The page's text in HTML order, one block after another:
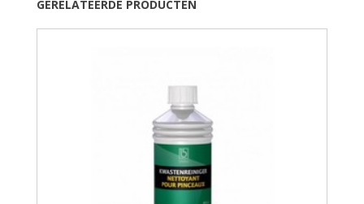
GERELATEERDE PRODUCTEN